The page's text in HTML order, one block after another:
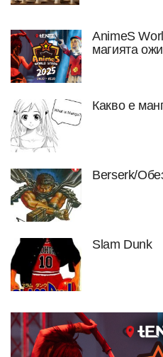
AnimeS
магията
Какво е
Berserk/
Slam Dunk